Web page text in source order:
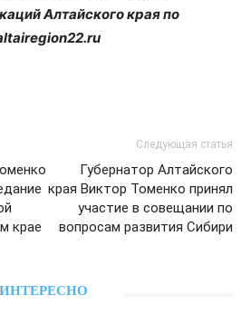
Алтайского края по
крае
Следующая статья
Губернатор Алтайского
края Виктор Томенко принял
участие в совещании по
вопросам развития Сибири